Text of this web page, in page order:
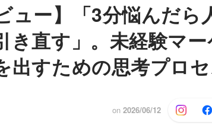
ュー】「3分悩んだら
き直す」。未経験マ
出すための思考プロ
on 2026/06/12